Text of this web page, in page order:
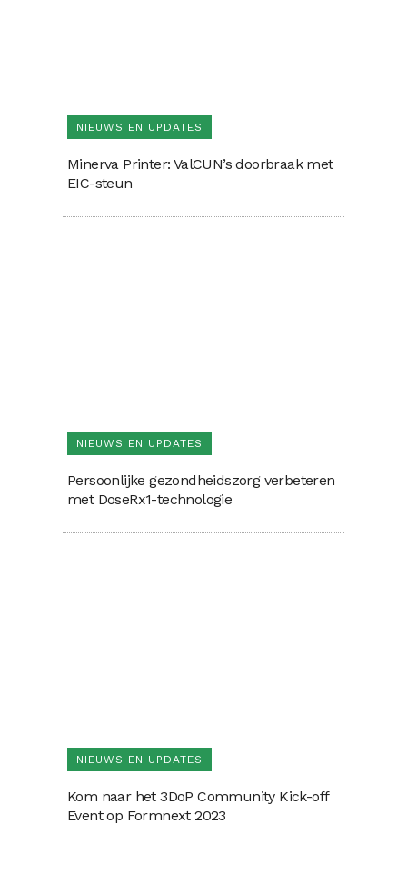
NIEUWS EN UPDATES
Minerva Printer: ValCUN’s doorbraak met
EIC-steun
NIEUWS EN UPDATES
Persoonlijke gezondheidszorg verbeteren
met DoseRx1-technologie
NIEUWS EN UPDATES
Kom naar het 3DoP Community Kick-off
Event op Formnext 2023